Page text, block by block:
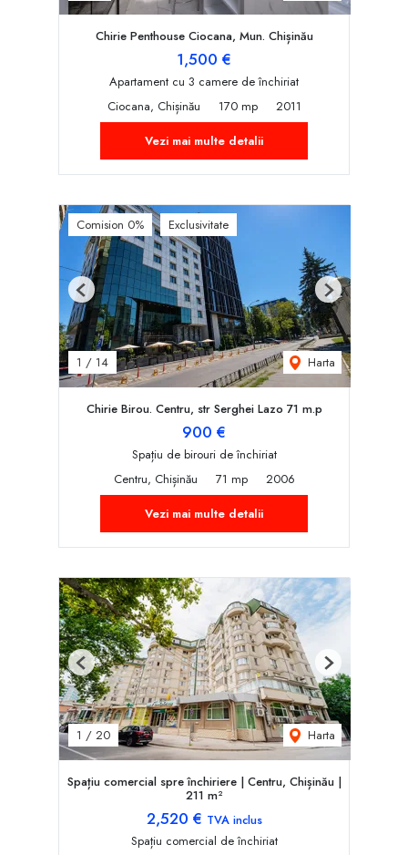
Chirie Penthouse Ciocana, Mun. Chișinău
1,500 €
Apartament cu 3 camere de închiriat
Ciocana, Chișinău
170 mp
2011
Vezi mai multe detalii
Comision 0% Exclusivitate
1 / 14 Harta
Previous Next
Chirie Birou. Centru, str Serghei Lazo 71 m.p
900 €
Spațiu de birouri de închiriat
Centru, Chișinău
71 mp
2006
Vezi mai multe detalii
1 / 20 Harta
Previous Next
Spațiu comercial spre închiriere | Centru, Chișinău |
211 m²
2,520 € TVA inclus
Spațiu comercial de închiriat